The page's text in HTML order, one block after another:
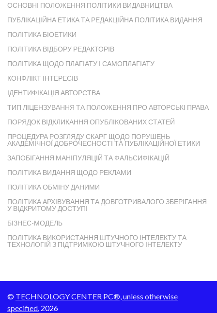
ОСНОВНІ ПОЛОЖЕННЯ ПОЛІТИКИ ВИДАВНИЦТВА
ПУБЛІКАЦІЙНА ЕТИКА ТА РЕДАКЦІЙНА ПОЛІТИКА ВИДАННЯ
ПОЛІТИКА БІОЕТИКИ
ПОЛІТИКА ВІДБОРУ РЕДАКТОРІВ
ПОЛІТИКА ЩОДО ПЛАГІАТУ І САМОПЛАГІАТУ
КОНФЛІКТ ІНТЕРЕСІВ
ІДЕНТИФІКАЦІЯ АВТОРСТВА
ТИП ЛІЦЕНЗУВАННЯ ТА ПОЛОЖЕННЯ ПРО АВТОРСЬКІ ПРАВА
ПОРЯДОК ВІДКЛИКАННЯ ОПУБЛІКОВАНИХ СТАТЕЙ
ПРОЦЕДУРА РОЗГЛЯДУ СКАРГ ЩОДО ПОРУШЕНЬ
АКАДЕМІЧНОЇ ДОБРОЧЕСНОСТІ ТА ПУБЛІКАЦІЙНОЇ ЕТИКИ
ЗАПОБІГАННЯ МАНІПУЛЯЦІЙ ТА ФАЛЬСИФІКАЦІЙ
ПОЛІТИКА ВИДАННЯ ЩОДО РЕКЛАМИ
ПОЛІТИКА ОБМІНУ ДАНИМИ
ПОЛІТИКА АРХІВУВАННЯ ТА ДОВГОТРИВАЛОГО ЗБЕРІГАННЯ
У ВІДКРИТОМУ ДОСТУПІ
БІЗНЕС-МОДЕЛЬ
ПОЛІТИКА ВИКОРИСТАННЯ ШТУЧНОГО ІНТЕЛЕКТУ ТА
ТЕХНОЛОГІЙ З ПІДТРИМКОЮ ШТУЧНОГО ІНТЕЛЕКТУ
© TECHNOLOGY CENTER PC®, unless otherwise
specified , 2026